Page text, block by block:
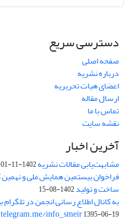
دسترسی سریع
صفحه اصلی
درباره نشریه
اعضای هیات تحریریه
ارسال مقاله
تماس با ما
نقشه سایت
آخرین اخبار
مشابهت‌یابی مقالات نشریه1402-11-01
فراخوان بیستمین همایش ملی و
ساخت و تولید1402-08-15
به کانال اطلاع رسانی انجمن در تلگرام
info_smeir1395-06-19